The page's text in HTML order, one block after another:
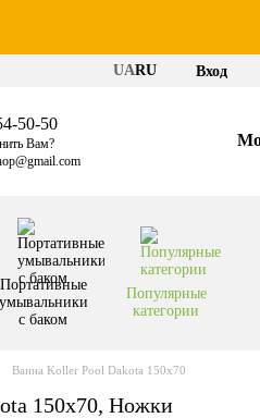
UARU Вход
50-50
Вам?
Портативные
умывальники
с баком
Популярные
категории
Ванна Koller Pool Dakota 150x70
150x70, Ножки